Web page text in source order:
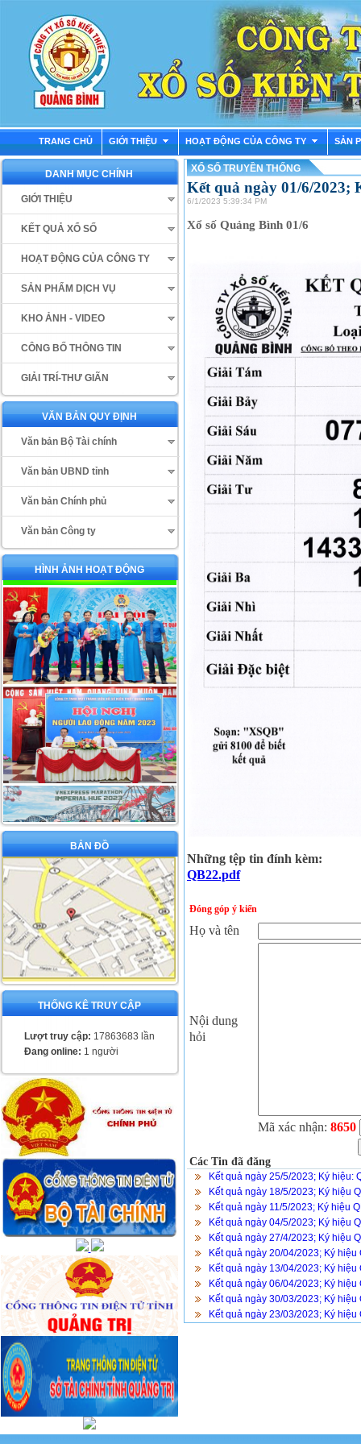
TRANG CHỦ GIỚI THIỆU HOẠT ĐỘNG CỦA CÔNG TY SẢN
DANH MỤC CHÍNH
GIỚI THIỆU
KẾT QUẢ XỔ SỐ
HOẠT ĐỘNG CỦA CÔNG TY
SẢN PHẨM DỊCH VỤ
KHO ẢNH - VIDEO
CÔNG BỐ THÔNG TIN
GIẢI TRÍ-THƯ GIÃN
VĂN BẢN QUY ĐỊNH
Văn bản Bộ Tài chính
Văn bản UBND tỉnh
Văn bản Chính phủ
Văn bản Công ty
HÌNH ẢNH HOẠT ĐỘNG
BẢN ĐỒ
THỐNG KÊ TRUY CẬP
Lượt truy cập: 17863683 lần
Đang online: 1 người
XỔ SỐ TRUYỀN THỐNG
Kết quả ngày 01/6/2023;
6/1/2023 5:39:34 PM
Xổ số Quảng Bình 01/6
Những tệp tin đính kèm:
QB22.pdf
Đóng góp ý kiến
Họ và tên
Nội dung
hỏi
Mã xác nhận: 8650
Các Tin đã đăng
Kết quả ngày 25/5/2023; Ký hiệu:
Kết quả ngày 18/5/2023; Ký hiệu
Kết quả ngày 11/5/2023; Ký hiệu
Kết quả ngày 04/5/2023; Ký hiệu
Kết quả ngày 27/4/2023; Ký hiệu
Kết quả ngày 20/04/2023; Ký hiệu
Kết quả ngày 13/04/2023; Ký hiệu
Kết quả ngày 06/04/2023; Ký hiệu
Kết quả ngày 30/03/2023; Ký hiệu
Kết quả ngày 23/03/2023; Ký hiệu